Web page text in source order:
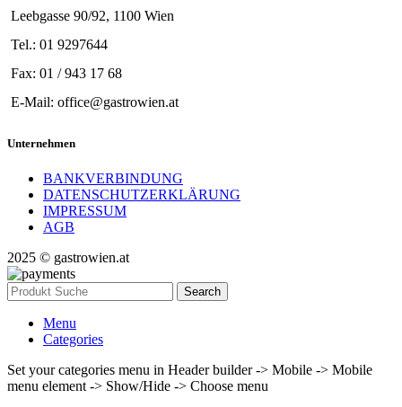
Leebgasse 90/92, 1100 Wien
Tel.: 01 9297644
Fax: 01 / 943 17 68
E-Mail: office@gastrowien.at
Unternehmen
BANKVERBINDUNG
DATENSCHUTZERKLÄRUNG
IMPRESSUM
AGB
2025 © gastrowien.at
Search
Menu
Categories
Set your categories menu in Header builder -> Mobile -> Mobile
menu element -> Show/Hide -> Choose menu